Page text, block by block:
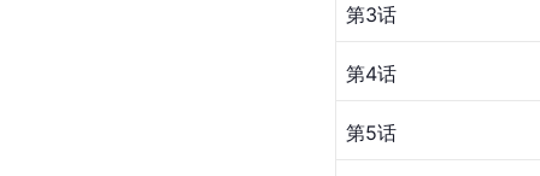
第3话
第4话
第5话